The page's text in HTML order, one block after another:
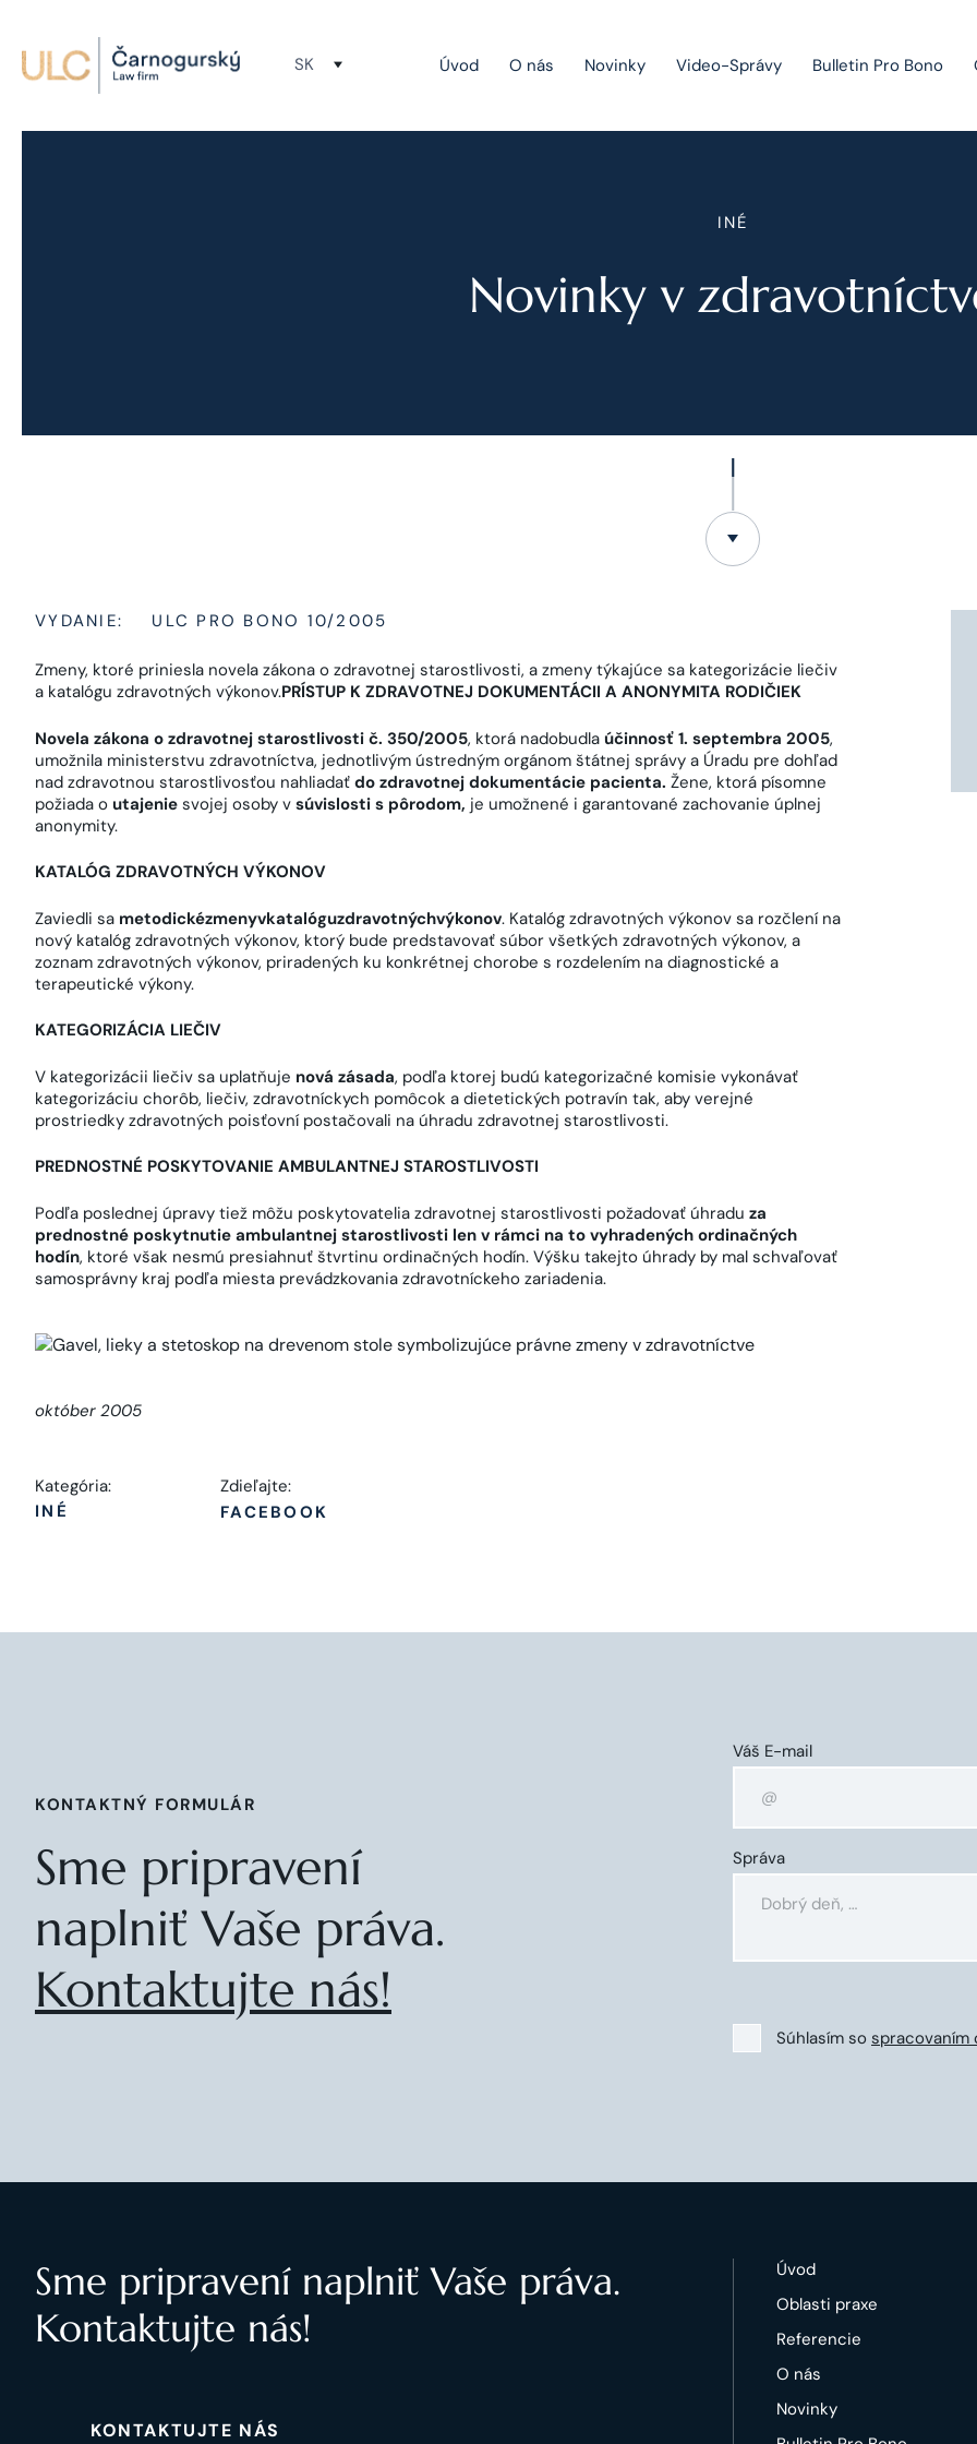
SK Úvod O nás Novinky Video-Správy Bulletin Pro Bono
Fúzie a akvizície
Právo obchodných spoločností
INÉ
Novinky v
VYDANIE: ULC PRO BONO 10/2005
Zmeny, ktoré priniesla novela zákona o zdravotnej starostlivosti, a zmeny týkajúce sa kategorizácie liečiv
a katalógu zdravotných výkonov.PRÍSTUP K ZDRAVOTNEJ DOKUMENTÁCII A ANONYMITA RODIČIEK
Novela zákona o zdravotnej starostlivosti č. 350/2005, ktorá nadobudla účinnosť 1. septembra 2005,
umožnila ministerstvu zdravotníctva, jednotlivým ústredným orgánom štátnej správy a Úradu pre dohľad
nad zdravotnou starostlivosťou nahliadať do zdravotnej dokumentácie pacienta. Žene, ktorá písomne
požiada o utajenie svojej osoby v súvislosti s pôrodom, je umožnené i garantované zachovanie úplnej
anonymity.
KATALÓG ZDRAVOTNÝCH VÝKONOV
Zaviedli sa metodickézmenyvkatalóguzdravotnýchvýkonov. Katalóg zdravotných výkonov sa rozčlení na
nový katalóg zdravotných výkonov, ktorý bude predstavovať súbor všetkých zdravotných výkonov, a
zoznam zdravotných výkonov, priradených ku konkrétnej chorobe s rozdelením na diagnostické a
terapeutické výkony.
KATEGORIZÁCIA LIEČIV
V kategorizácii liečiv sa uplatňuje nová zásada, podľa ktorej budú kategorizačné komisie vykonávať
kategorizáciu chorôb, liečiv, zdravotníckych pomôcok a dietetických potravín tak, aby verejné
prostriedky zdravotných poisťovní postačovali na úhradu zdravotnej starostlivosti.
PREDNOSTNÉ POSKYTOVANIE AMBULANTNEJ STAROSTLIVOSTI
Podľa poslednej úpravy tiež môžu poskytovatelia zdravotnej starostlivosti požadovať úhradu za
prednostné poskytnutie ambulantnej starostlivosti len v rámci na to vyhradených ordinačných
hodín, ktoré však nesmú presiahnuť štvrtinu ordinačných hodín. Výšku takejto úhrady by mal schvaľovať
samosprávny kraj podľa miesta prevádzkovania zdravotníckeho zariadenia.
október 2005
Kategória:
INÉ
Zdieľajte:
FACEBOOK
KONTAKTNÝ FORMULÁR
Sme pripravení
naplniť Vaše práva.
Kontaktujte nás!
Váš E-mail
Správa
Súhlasím so spracovaním
Sme pripravení naplniť Vaše práva.
Kontaktujte nás!
KONTAKTUJTE NÁS
Úvod
Oblasti praxe
Referencie
O nás
Novinky